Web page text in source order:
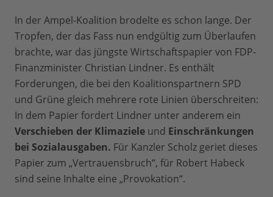
In der Ampel-Koalition brodelte es schon lange. Der
Tropfen, der das Fass nun endgültig zum Überlaufen
brachte, war das jüngste Wirtschaftspapier von FDP-
Finanzminister Christian Lindner. Es enthält
Forderungen, die bei den Koalitionspartnern SPD
und Grüne gleich mehrere rote Linien überschreiten:
In dem Papier fordert Lindner unter anderem ein
Verschieben der Klimaziele und Einschränkungen
bei Sozialausgaben. Für Kanzler Scholz geriet dieses
Papier zum „Vertrauensbruch“, für Robert Habeck
sind seine Inhalte eine „Provokation“.